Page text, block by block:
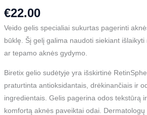
€22.00
Veido gelis specialiai sukurtas pagerinti
būklę. Šį gelį galima naudoti siekiant
ar tepamo aknės gydymo.
Biretix gelio sudėtyje yra išskirtinė
praturtinta antioksidantais, drėkinančiais ir
ingredientais. Gelis pagerina odos tekstūrą
komfortą aknės paveiktai odai. Dermatologų